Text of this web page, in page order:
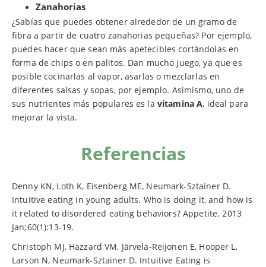
Zanahorias
¿Sabías que puedes obtener alrededor de un gramo de
fibra a partir de cuatro zanahorias pequeñas? Por ejemplo,
puedes hacer que sean más apetecibles cortándolas en
forma de chips o en palitos. Dan mucho juego, ya que es
posible cocinarlas al vapor, asarlas o mezclarlas en
diferentes salsas y sopas, por ejemplo. Asimismo, uno de
sus nutrientes más populares es la vitamina A, ideal para
mejorar la vista.
Referencias
Denny KN, Loth K, Eisenberg ME, Neumark-Sztainer D.
Intuitive eating in young adults. Who is doing it, and how is
it related to disordered eating behaviors? Appetite. 2013
Jan;60(1):13-19.
Christoph MJ, Hazzard VM, Järvelä-Reijonen E, Hooper L,
Larson N, Neumark-Sztainer D. Intuitive Eating is